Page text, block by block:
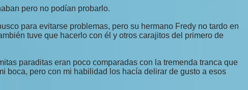
pero no podían probarlo.
para evitarse problemas, pero su hermano Fredy no tardo en
tuve que hacerlo con él y otros carajitos del primero de
paraditas eran poco comparadas con la tremenda tranca que
boca, pero con mi habilidad los hacía delirar de gusto a esos